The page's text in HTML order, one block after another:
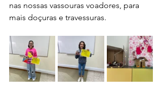
nas nossas vassouras voadores, para
mais doçuras e travessuras.